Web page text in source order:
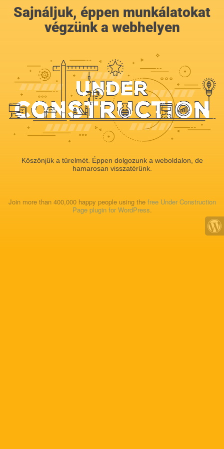
Sajnáljuk, éppen munkálatokat
végzünk a webhelyen
Köszönjük a türelmét. Éppen dolgozunk a weboldalon, de
hamarosan visszatérünk.
Join more than 400,000 happy people using the free Under Construction
Page plugin for WordPress.